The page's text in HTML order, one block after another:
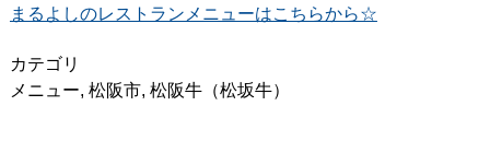
まるよしのレストランメニューはこちらから☆
カテゴリ
メニュー, 松阪市, 松阪牛（松坂牛）